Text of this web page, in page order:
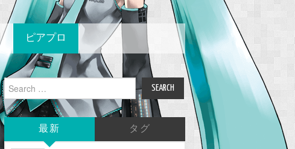
ピアプロ
Search
for:
最新 タグ